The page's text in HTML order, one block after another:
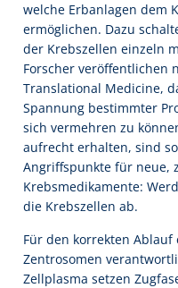
welche Erbanlagen dem
ermöglichen. Dazu
der Krebszellen einzeln
Forscher veröffentlichen
Translational Medicine,
Spannung bestimmter
sich vermehren zu
aufrecht erhalten, sind
Angriffspunkte für neue,
Krebsmedikamente:
die Krebszellen ab.
Für den korrekten
Zentrosomen
Zellplasma setzen